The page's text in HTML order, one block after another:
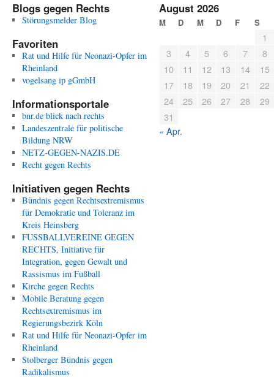
Blogs gegen Rechts
Störungsmelder Blog
Favoriten
Rat und Hilfe für Neonazi-Opfer im
Rheinland
vogelsang ip gGmbH
Informationsportale
bnr.de blick nach rechts
Landeszentrale für politische
Bildung NRW
NETZ-GEGEN-NAZIS.DE
Recht gegen Rechts
Initiativen gegen Rechts
Bündnis gegen Rechtsextremismus
für Demokratie und Toleranz im
Kreis Heinsberg
FUSSBALLVEREINE GEGEN
RECHTS, Initiative für
Integration, gegen Gewalt und
Rassismus im Fußball
Kirche gegen Rechts
Mobile Beratung gegen
Rechtsextremismus im
Regierungsbezirk Köln
Rat und Hilfe für Neonazi-Opfer im
Rheinland
Stolberger Bündnis gegen
Radikalismus
August 2026
M D M D F S
1
3
4 5 6 7
8
10
11 12 13 14
15
17
18 19 20 21
22
24
25 26 27 28
29
31
« Apr.